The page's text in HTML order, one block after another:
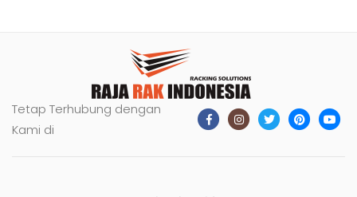
Tetap Terhubung dengan
Kami di